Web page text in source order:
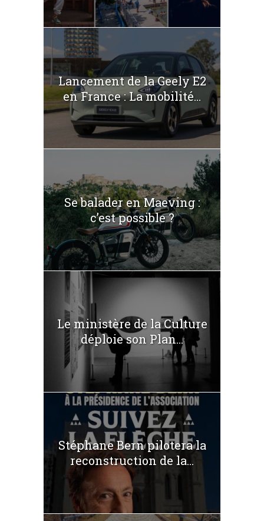
Lancement de la Geely E2
en France : La mobilité...
Se balader en Maeving :
c’est possible ?
Le ministère de la Culture
déploie son Plan...
Stéphane Bern pilotera la
reconstruction de la...